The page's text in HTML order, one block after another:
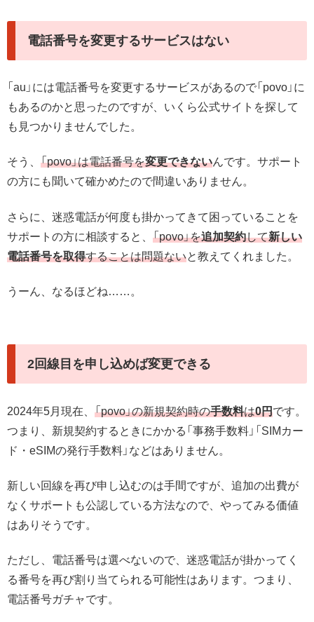
電話番号を変更するサービスはない
「au」には電話番号を変更するサービスがあるので「povo」に
もあるのかと思ったのですが、いくら公式サイトを探して
も見つかりませんでした。
そう、 「povo」は電話番号を変更できないんです。サポート
の方にも聞いて確かめたので間違いありません。
さらに、迷惑電話が何度も掛かってきて困っていることを
サポートの方に相談すると、 「povo」を追加契約して新しい
電話番号を取得することは問題ないと教えてくれました。
うーん、なるほどね……。
2回線目を申し込めば変更できる
2024年5月現在、 「povo」の新規契約時の手数料は0円です。
つまり、新規契約するときにかかる「事務手数料」「SIMカー
ド・eSIMの発行手数料」などはありません。
新しい回線を再び申し込むのは手間ですが、追加の出費が
なくサポートも公認している方法なので、やってみる価値
はありそうです。
ただし、電話番号は選べないので、迷惑電話が掛かってく
る番号を再び割り当てられる可能性はあります。つまり、
電話番号ガチャです。